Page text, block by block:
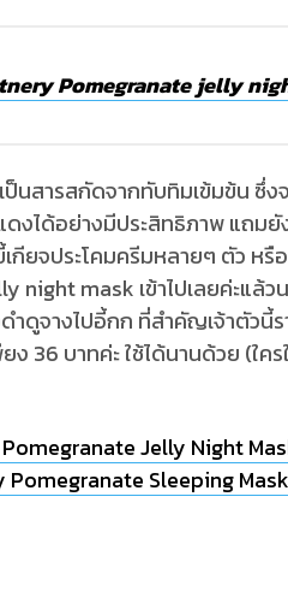
Pomegranate jelly
เป็นสารสกัดจากทับทิมเข้มข้น ซึ่
ได้อย่างมีประสิทธิภาพ แถมยั
กียจประโคมครีมหลายๆ ตัว ห
night mask เข้าไปเลยค่ะแ
ำดูจางไปอี้กก ที่สำคัญเจ้าตัวนี้
36 บาทค่ะ ใช้ได้นานด้วย (ใค
Jelly Night
Pomegranate Sleeping